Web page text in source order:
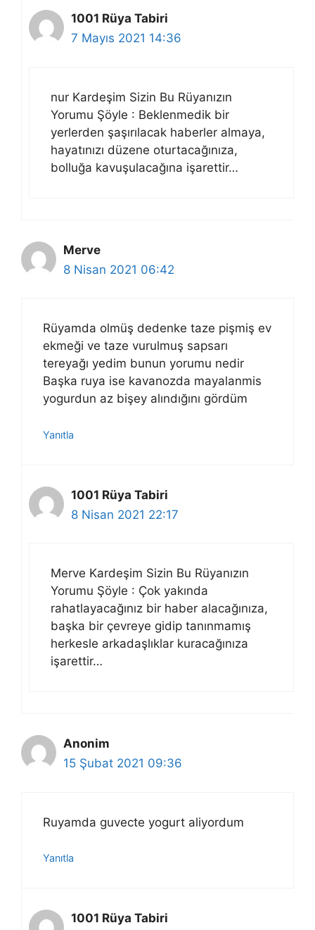
1001 Rüya Tabiri
7 Mayıs 2021 14:36
nur Kardeşim Sizin Bu Rüyanızın
Yorumu Şöyle : Beklenmedik bir
yerlerden şaşırılacak haberler almaya,
hayatınızı düzene oturtacağınıza,
bolluğa kavuşulacağına işarettir…
Merve
8 Nisan 2021 06:42
Rüyamda olmüş dedenke taze pişmiş ev
ekmeği ve taze vurulmuş sapsarı
tereyağı yedim bunun yorumu nedir
Başka ruya ise kavanozda mayalanmis
yogurdun az bişey alındığını gördüm
Yanıtla
1001 Rüya Tabiri
8 Nisan 2021 22:17
Merve Kardeşim Sizin Bu Rüyanızın
Yorumu Şöyle : Çok yakında
rahatlayacağınız bir haber alacağınıza,
başka bir çevreye gidip tanınmamış
herkesle arkadaşlıklar kuracağınıza
işarettir…
Anonim
15 Şubat 2021 09:36
Ruyamda guvecte yogurt aliyordum
Yanıtla
1001 Rüya Tabiri